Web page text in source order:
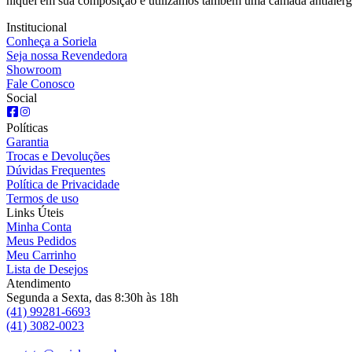
Institucional
Conheça a Soriela
Seja nossa Revendedora
Showroom
Fale Conosco
Social
Políticas
Garantia
Trocas e Devoluções
Dúvidas Frequentes
Política de Privacidade
Termos de uso
Links Úteis
Minha Conta
Meus Pedidos
Meu Carrinho
Lista de Desejos
Atendimento
Segunda a Sexta, das 8:30h às 18h
(41) 99281-6693
(41) 3082-0023